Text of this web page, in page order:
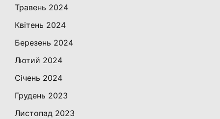
Травень 2024
Квітень 2024
Березень 2024
Лютий 2024
Січень 2024
Грудень 2023
Листопад 2023